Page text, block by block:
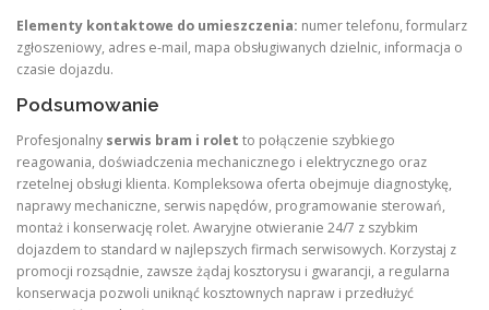
Elementy kontaktowe do umieszczenia: numer telefonu, formularz
zgłoszeniowy, adres e-mail, mapa obsługiwanych dzielnic, informacja o
czasie dojazdu.
Podsumowanie
Profesjonalny serwis bram i rolet to połączenie szybkiego
reagowania, doświadczenia mechanicznego i elektrycznego oraz
rzetelnej obsługi klienta. Kompleksowa oferta obejmuje diagnostykę,
naprawy mechaniczne, serwis napędów, programowanie sterowań,
montaż i konserwację rolet. Awaryjne otwieranie 24/7 z szybkim
dojazdem to standard w najlepszych firmach serwisowych. Korzystaj z
promocji rozsądnie, zawsze żądaj kosztorysu i gwarancji, a regularna
konserwacja pozwoli uniknąć kosztownych napraw i przedłużyć